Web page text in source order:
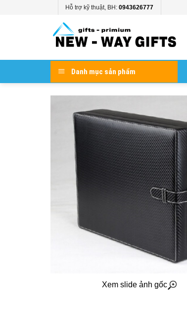
Hỗ trợ kỹ thuật, BH: 0943626777
Danh mục sản phẩm
Xem slide ảnh gốc